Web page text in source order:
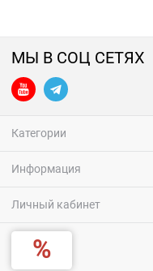
МЫ В СОЦ СЕТЯХ
Категории
Информация
Личный кабинет